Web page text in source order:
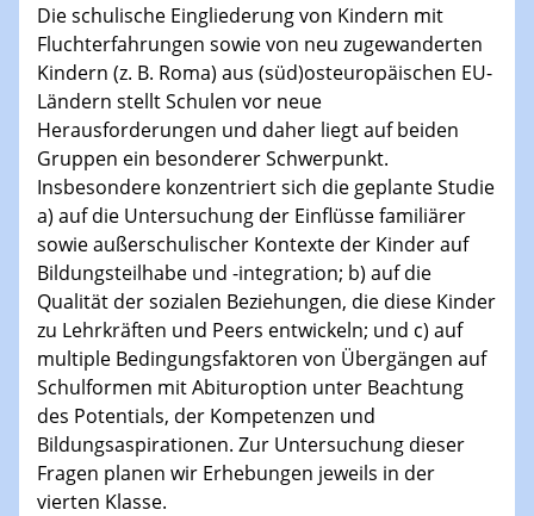
Die schulische Eingliederung von Kindern mit
Fluchterfahrungen sowie von neu zugewanderten
Kindern (z. B. Roma) aus (süd)osteuropäischen EU-
Ländern stellt Schulen vor neue
Herausforderungen und daher liegt auf beiden
Gruppen ein besonderer Schwerpunkt.
Insbesondere konzentriert sich die geplante Studie
a) auf die Untersuchung der Einflüsse familiärer
sowie außerschulischer Kontexte der Kinder auf
Bildungsteilhabe und -integration; b) auf die
Qualität der sozialen Beziehungen, die diese Kinder
zu Lehrkräften und Peers entwickeln; und c) auf
multiple Bedingungsfaktoren von Übergängen auf
Schulformen mit Abituroption unter Beachtung
des Potentials, der Kompetenzen und
Bildungsaspirationen. Zur Untersuchung dieser
Fragen planen wir Erhebungen jeweils in der
vierten Klasse.